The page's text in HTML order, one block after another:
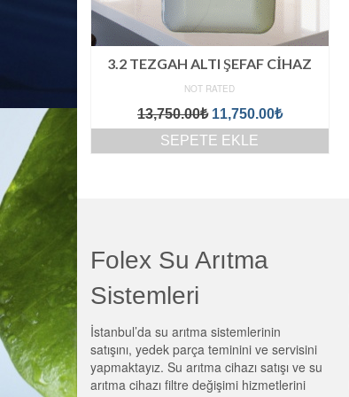
3.2 TEZGAH ALTI ŞEFAF CİHAZ
NOT RATED
13,750.00₺ Orijinal
fiyat:
13,750.00₺.
11,750.00₺Şu
andaki
SEPETE EKLE
Folex Su Arıtma
Sistemleri
İstanbul’da su arıtma sistemlerinin
satışını, yedek parça teminini ve servisini
yapmaktayız. Su arıtma cihazı satışı ve su
arıtma cihazı filtre değişimi hizmetlerini